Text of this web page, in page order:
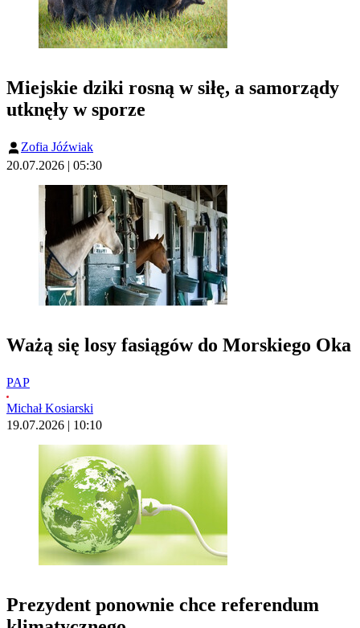
Miejskie dziki rosną w siłę, a samorządy
utknęły w sporze
Zofia Jóźwiak
20.07.2026 | 05:30
Ważą się losy fasiągów do Morskiego Oka
PAP
Michał Kosiarski
19.07.2026 | 10:10
Prezydent ponownie chce referendum